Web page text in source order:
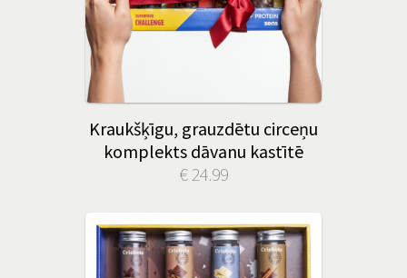
Kraukšķīgu, grauzdētu circeņu
komplekts dāvanu kastītē
€ 24.99